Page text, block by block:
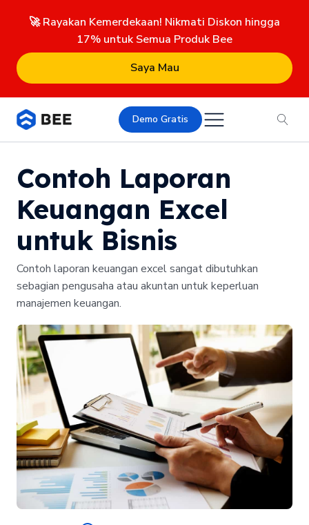
🚀 Rayakan Kemerdekaan! Nikmati Diskon hingga
17% untuk Semua Produk Bee
Saya Mau
Demo Gratis
Contoh Laporan
Keuangan Excel
untuk Bisnis
Contoh laporan keuangan excel sangat dibutuhkan
sebagian pengusaha atau akuntan untuk keperluan
manajemen keuangan.